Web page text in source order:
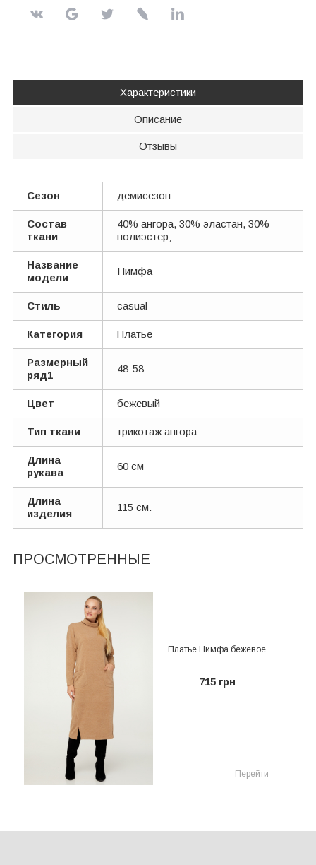
Характеристики
Описание
Отзывы
Сезон демисезон
Состав
ткани
40% ангора, 30% эластан, 30%
полиэстер;
Название
модели
Нимфа
Стиль casual
Категория Платье
Размерный
ряд1
48-58
Цвет бежевый
Тип ткани трикотаж ангора
Длина
рукава
60 см
Длина
изделия
115 см.
ПРОСМОТРЕННЫЕ
Платье Нимфа бежевое
715 грн
Перейти